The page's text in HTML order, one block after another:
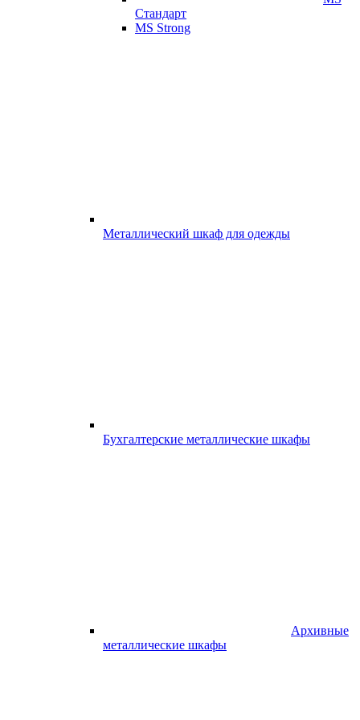
Стандарт
MS Strong
Металлический шкаф для одежды
Бухгалтерские металлические шкафы
Архивные
металлические шкафы